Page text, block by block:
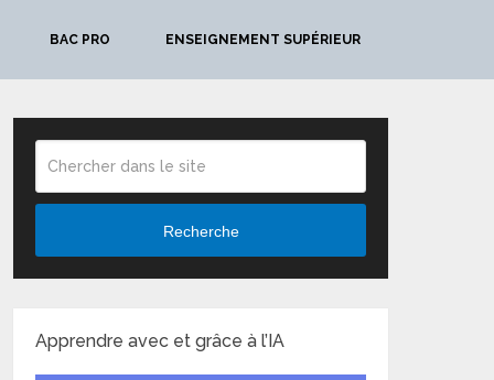
BAC PRO ENSEIGNEMENT SUPÉRIEUR
Recherche
Apprendre avec et grâce à l’IA